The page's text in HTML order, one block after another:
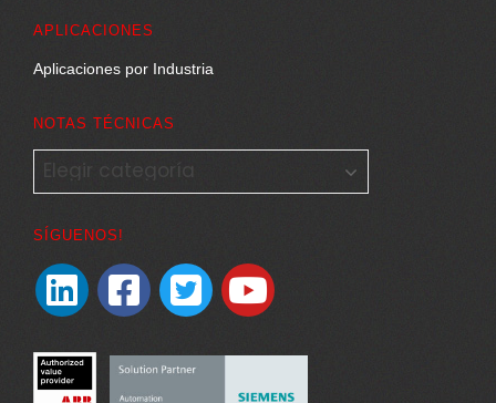
APLICACIONES
Aplicaciones por Industria
NOTAS TÉCNICAS
NOTAS
TÉCNICAS
SÍGUENOS!